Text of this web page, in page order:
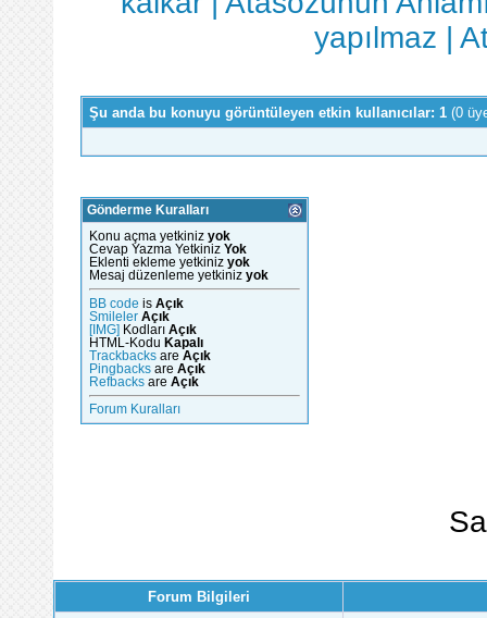
yapılmaz |
Şu anda bu konuyu görüntüleyen etkin kullanıcılar: 1 (0
Gönderme Kuralları
Konu açma yetkiniz yok
Cevap Yazma Yetkiniz Yok
Eklenti ekleme yetkiniz yok
Mesaj düzenleme yetkiniz yok
BB code is Açık
Smileler Açık
[IMG] Kodları Açık
HTML-Kodu Kapalı
Trackbacks are Açık
Pingbacks are Açık
Refbacks are Açık
Forum Kuralları
Forum Bilgileri